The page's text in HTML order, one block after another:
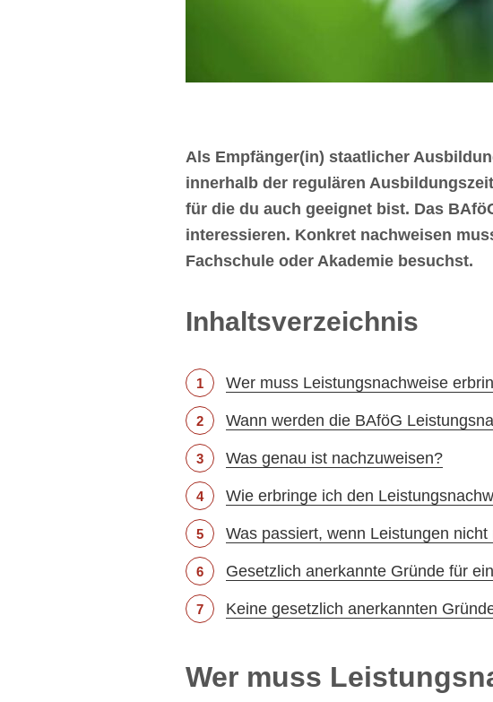
Als Empfänger(in) staatlicher
innerhalb der regulären
für die du auch geeignet bist. Das
interessieren. Konkret nachweisen
Fachschule oder Akademie besuchst.
Inhaltsverzeichnis
Wer muss Leistungsnachweise
Wann werden die BAföG
Was genau ist nachzuweisen?
Wie erbringe ich den
Was passiert, wenn Leistungen
Gesetzlich anerkannte Gründe für
Keine gesetzlich anerkannten
Wer muss